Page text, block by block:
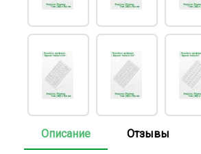
Описание Отзывы